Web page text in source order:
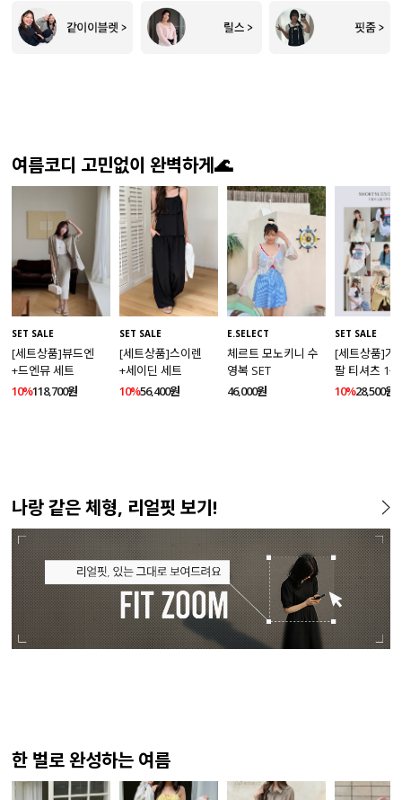
여름코디 고민없이 완벽하게🌊
SET SALE
[세트상품]뷰드엔
+드엔뮤 세트
10%118,700원
SET SALE
[세트상품]스이렌
+세이딘 세트
10%56,400원
E.SELECT
체르트 모노키니 수
영복 SET
46,000원
SET SALE
[세트상품]가
팔 티셔츠
10%28,500원
나랑 같은 체형, 리얼핏 보기!
한 벌로 완성하는 여름